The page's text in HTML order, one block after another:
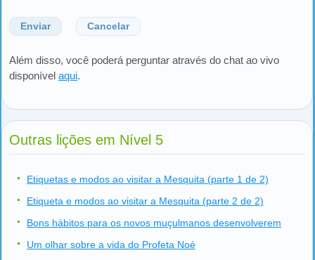
Enviar Cancelar
Além disso, você poderá perguntar através do chat ao vivo
disponível aqui.
Outras lições em Nível 5
Etiquetas e modos ao visitar a Mesquita (parte 1 de 2)
Etiqueta e modos ao visitar a Mesquita (parte 2 de 2)
Bons hábitos para os novos muçulmanos desenvolverem
Um olhar sobre a vida do Profeta Noé